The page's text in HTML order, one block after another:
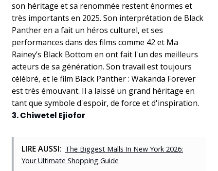
son héritage et sa renommée restent énormes et
très importants en 2025. Son interprétation de Black
Panther en a fait un héros culturel, et ses
performances dans des films comme 42 et Ma
Rainey’s Black Bottom en ont fait l'un des meilleurs
acteurs de sa génération. Son travail est toujours
célébré, et le film Black Panther : Wakanda Forever
est très émouvant. Il a laissé un grand héritage en
tant que symbole d'espoir, de force et d'inspiration.
3. Chiwetel Ejiofor
LIRE AUSSI: The Biggest Malls In New York 2026:
Your Ultimate Shopping Guide